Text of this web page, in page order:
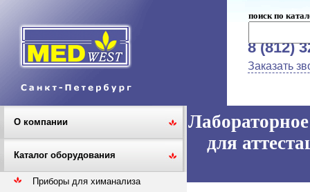
поиск по
8 (812)
Заказать
О компании
Каталог оборудования
Приборы для химанализа
для